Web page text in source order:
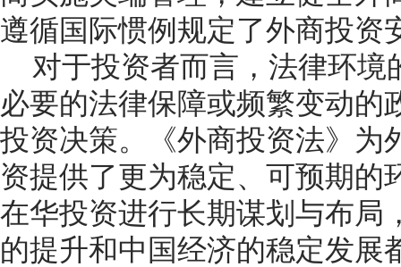
遵循国际惯例规定了外商投资
对于投资者而言，法律环
必要的法律保障或频繁变动的
投资决策。《外商投资法》为
资提供了更为稳定、可预期的
在华投资进行长期谋划与布局
的提升和中国经济的稳定发展